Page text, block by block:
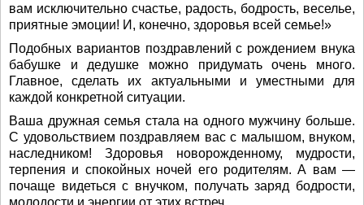
вам исключительно счастье, радость, бодрость, веселье,
приятные эмоции! И, конечно, здоровья всей семье!»
Подобных вариантов поздравлений с рождением внука
бабушке и дедушке можно придумать очень много.
Главное, сделать их актуальными и уместными для
каждой конкретной ситуации.
Ваша дружная семья стала на одного мужчину больше.
С удовольствием поздравляем вас с малышом, внуком,
наследником! Здоровья новорожденному, мудрости,
терпения и спокойных ночей его родителям. А вам —
почаще видеться с внучком, получать заряд бодрости,
молодости и энергии от этих встреч.